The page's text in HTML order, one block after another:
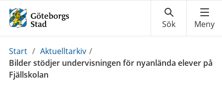
Du
är
här:
Start / Aktuelltarkiv /
Bilder stödjer undervisningen för nyanlända elever på
Fjällskolan